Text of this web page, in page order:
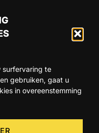
surfervaring te
gebruiken, gaat u
in overeenstemming
OVER ONS